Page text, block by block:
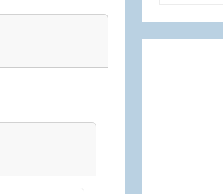
: